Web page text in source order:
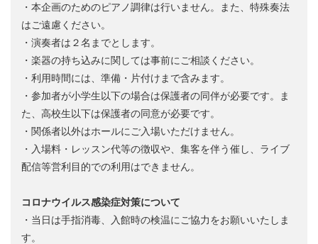
・本企画のためのピアノ調律は行いません。また、特殊奏法
はご遠慮ください。
・演奏者は２名までとします。
・楽器の持ち込みに関しては事前にご相談ください。
・利用時間には、準備・片付けまで含みます。
・参加者が小学生以下の場合は保護者の同伴が必要です。ま
た、高校生以下は保護者の同意が必要です。
・関係者以外はホールにご入場いただけません。
・入場料・レッスン代等の徴収や、集客を伴う催し、ライブ
配信等営利目的での利用はできません。
コロナウイルス感染症対策について
・当日は手指消毒、入館時の検温にご協力をお願いいたしま
す。